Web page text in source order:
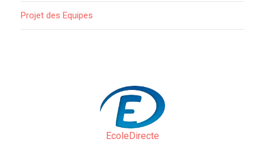
Projet des Equipes
EcoleDirecte